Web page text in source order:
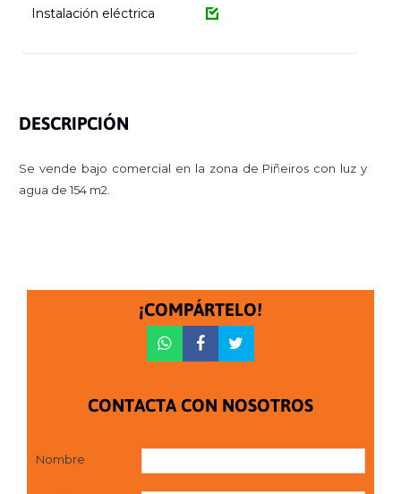
Instalación eléctrica
DESCRIPCIÓN
Se vende bajo comercial en la zona de Piñeiros con luz y
agua de 154 m2.
¡COMPÁRTELO!
CONTACTA CON NOSOTROS
Nombre